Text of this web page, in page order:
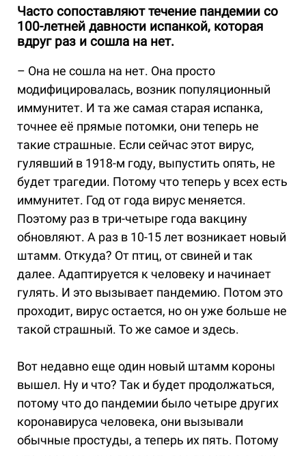
Часто сопоставляют течение пандемии со
100-летней давности испанкой, которая
вдруг раз и сошла на нет.
– Она не сошла на нет. Она просто
модифицировалась, возник популяционный
иммунитет. И та же самая старая испанка,
точнее её прямые потомки, они теперь не
такие страшные. Если сейчас этот вирус,
гулявший в 1918-м году, выпустить опять, не
будет трагедии. Потому что теперь у всех есть
иммунитет. Год от года вирус меняется.
Поэтому раз в три-четыре года вакцину
обновляют. А раз в 10-15 лет возникает новый
штамм. Откуда? От птиц, от свиней и так
далее. Адаптируется к человеку и начинает
гулять. И это вызывает пандемию. Потом это
проходит, вирус остается, но он уже больше не
такой страшный. То же самое и здесь.
Вот недавно еще один новый штамм короны
вышел. Ну и что? Так и будет продолжаться,
потому что до пандемии было четыре других
коронавируса человека, они вызывали
обычные простуды, а теперь их пять. Потому